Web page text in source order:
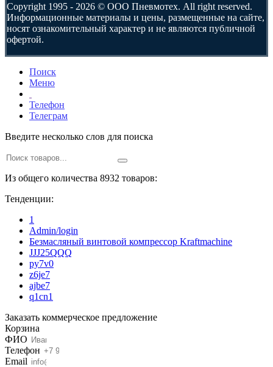
Copyright 1995 - 2026 © ООО Пневмотех. All right reserved.
Информационные материалы и цены, размещенные на сайте,
носят ознакомительный характер и не являются публичной
офертой.
Поиск
Меню
Телефон
Телеграм
Введите несколько слов для поиска
Из общего количества 8932 товаров:
Тенденции:
1
Admin/login
Безмасляный винтовой компрессор Kraftmaсhine
JJJ25QQQ
py7v0
z6je7
ajbe7
q1cn1
Заказать коммерческое предложение
Корзина
ФИО
Телефон
Email